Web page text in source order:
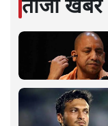
नतीजों पर